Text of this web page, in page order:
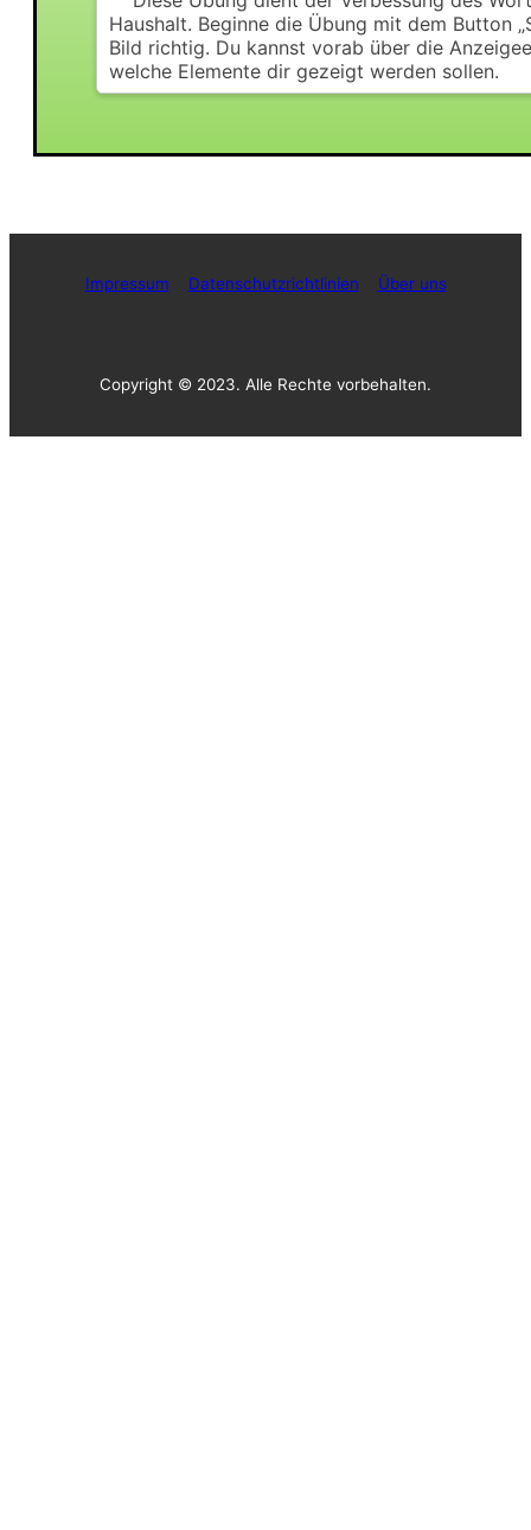
Impressum Datenschutzrichtlinien Über uns
Copyright © 2023. Alle Rechte vorbehalten.